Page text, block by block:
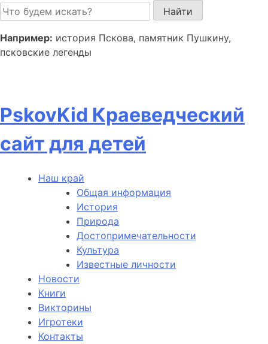
Пролистать
до
контента
Например: история Пскова, памятник Пушкину,
псковские легенды
PskovKid Краеведческий
сайт для детей
Наш край
Общая информация
История
Природа
Достопримечательности
Культура
Известные личности
Новости
Книги
Викторины
Игротеки
Контакты